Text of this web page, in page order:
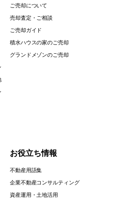
ご売却について
売却査定・ご相談
ご売却ガイド
積水ハウスの家のご売却
グランドメゾンのご売却
お役立ち情報
不動産用語集
企業不動産コンサルティング
資産運用・土地活用